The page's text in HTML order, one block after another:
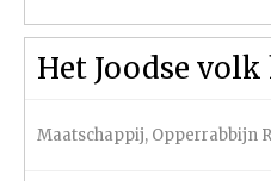
Het Joodse
Maatschappij, Opperrabbijn